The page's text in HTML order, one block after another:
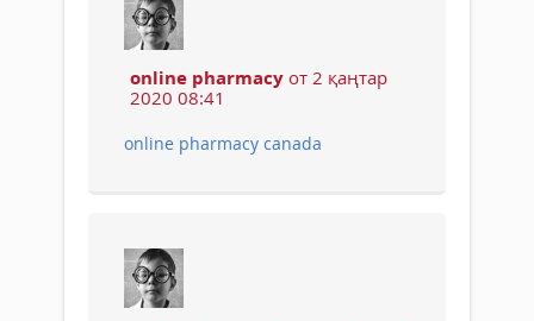
online pharmacy от 2 қаңтар
2020 08:41
online pharmacy canada